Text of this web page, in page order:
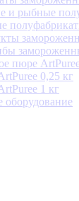
и рыбные
пюре
0,25 кг
1 кг
оборудование